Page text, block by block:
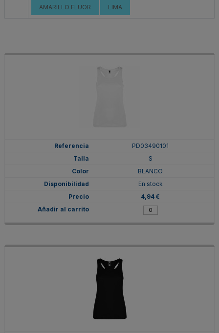
AMARILLO FLUOR LIMA
PD03490101
S
BLANCO
En stock
4,94 €